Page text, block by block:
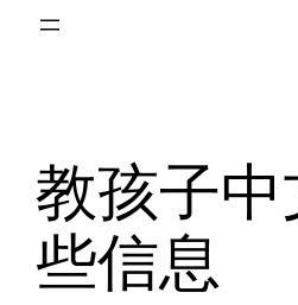
教孩子
些信息